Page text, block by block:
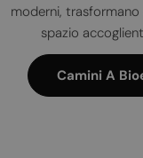
moderni, trasformano
spazio
Camini A